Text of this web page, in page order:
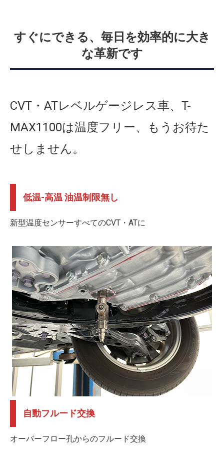
すぐにできる、毎日を効率的に大き
な革新です
CVT・ATレベルゲージレス車、T-
MAX1100は温度フリー、もうお待た
せしません。
低温-高温 油温制限無し
新型温度センサーすべてのCVT・ATに
自動フルード交換
オーバーフロー孔からのフルード交換